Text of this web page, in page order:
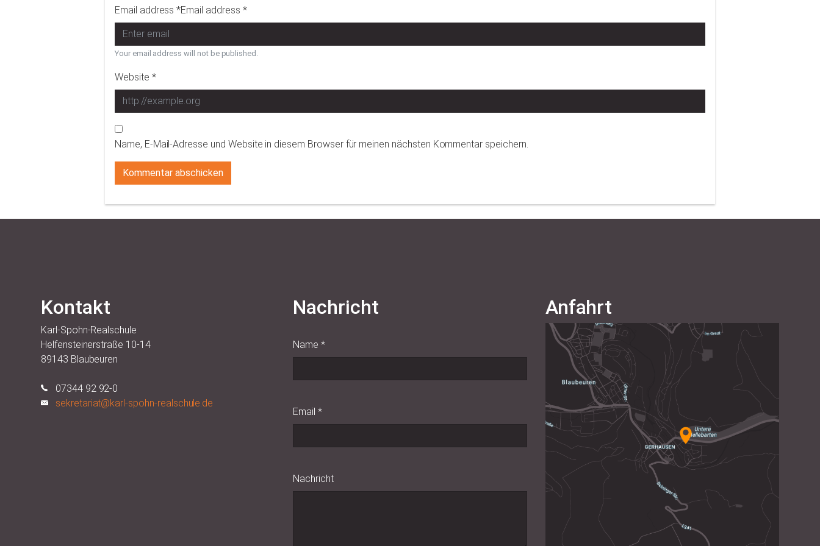
Email address *Email address *
Your email address will not be published.
Website *
Name, E-Mail-Adresse und Website in diesem Browser für meinen nächsten Kommentar speichern.
Kontakt
Karl-Spohn-Realschule
Helfensteinerstraße 10-14
89143 Blaubeuren
07344 92 92-0
sekretariat@karl-spohn-realschule.de
Nachricht
Name*
Email*
Nachricht
Anfahrt